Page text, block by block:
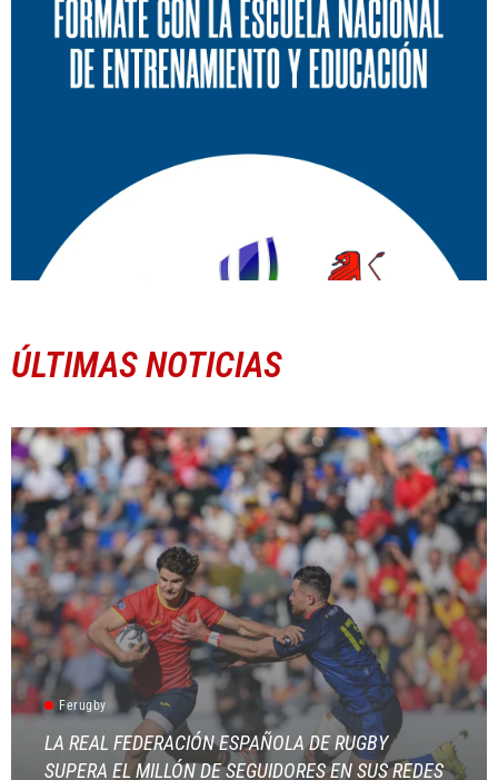
ÚLTIMAS NOTICIAS
Ferugby
LA REAL FEDERACIÓN ESPAÑOLA DE RUGBY
SUPERA EL MILLÓN DE SEGUIDORES EN SUS REDES